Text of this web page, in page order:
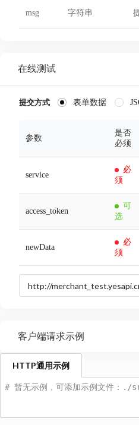
msg 字符串
在线测试
提交方式 表单数据
参数
是否
必须
service
必
须
access_token
可
选
newData
必
须
客户端请求示例
HTTP通用示例
# 暂无示例，可添加示例文件